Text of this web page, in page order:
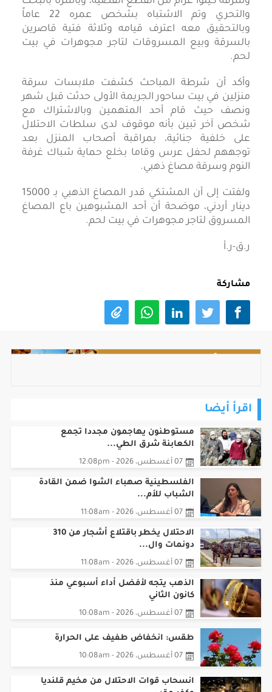
والتحري وتم الاشتباه بشخص عمره 22 عاماً
وبالتحقيق معه اعترف قيامه وثلاثة فتية قاصرين
بالسرقة وبيع المسروقات لتاجر مجوهرات في بيت
لحم.
وأكد أن شرطة المباحث كشفت ملابسات سرقة
منزلين في بيت ساحور الجريمة الأولى حدثت قبل شهر
ونصف حيث قام أحد المتهمين وبالاشتراك مع
شخص آخر تبين بأنه موقوف لدى سلطات الاحتلال
على خلفية جنائية، بمراقبة أصحاب المنزل بعد
توجههم لحفل عرس وقاما بخلع حماية شباك غرفة
النوم وسرقة مصاغ ذهبي.
ولفتت إلى أن المشتكي قدر المصاغ الذهبي بـ 15000
دينار أردني، موضحة أن أحد المشبوهين باع المصاغ
المسروق لتاجر مجوهرات في بيت لحم.
ر.ق-ر.أ
مشاركة
اقرأ أيضا
مستوطنون يهاجمون مجددا تجمع
الكعابنة شرق الطي...
07 أغسطس، 2026 - 12:08pm
الفلسطينية صهباء الشوا ضمن القادة
الشباب للأم...
07 أغسطس، 2026 - 11:08am
الاحتلال يخطر باقتلاع أشجار من 310
دونمات وال...
07 أغسطس، 2026 - 11:08am
الذهب يتجه لأفضل أداء أسبوعي منذ
كانون الثاني
07 أغسطس، 2026 - 10:08am
طقس: انخفاض طفيف على الحرارة
07 أغسطس، 2026 - 10:08am
انسحاب قوات الاحتلال من مخيم قلنديا